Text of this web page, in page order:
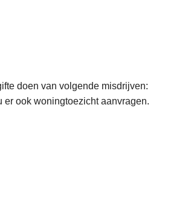
doen van volgende misdrijven:
ook woningtoezicht aanvragen.